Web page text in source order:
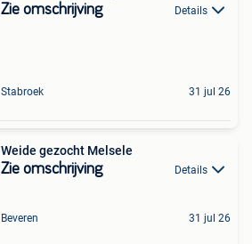
Zie omschrijving Details
Stabroek 31 jul 26
Weide gezocht Melsele
Zie omschrijving Details
Beveren 31 jul 26